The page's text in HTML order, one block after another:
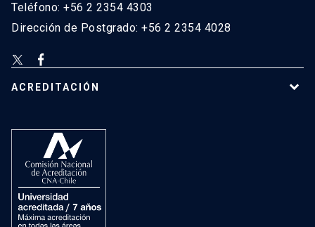
Teléfono: +56 2 2354 4303
Dirección de Postgrado: +56 2 2354 4028
ACREDITACIÓN